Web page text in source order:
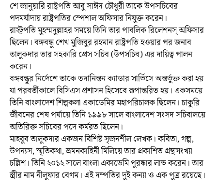
শে জানুয়ারি রাষ্ট্রপতি আবু সাঈদ চৌধুরী তাকে উপসচিবের
পদমর্যাদায় রাষ্ট্রপতির স্পেশাল অফিসার নিযুক্ত করেন।
রাস্ট্রপতি মুহম্মদুল্লাহর সময়ে তিনি তার পাবলিক রিলেশনস্ অফিসার
ছিলেন। বঙ্গবন্ধু শেখ মুজিবুর রহমান রাষ্ট্রপতি হওয়ার পর জনাব
তালুকদার তার সহকারি প্রেস সচিব (উপসচিব) এর দায়িত্ব পালন
করেন।
বঙ্গবন্ধুর নির্দেশে তাকে তদানিন্তন ক্যাডার সার্ভিসে অন্তর্ভুক্ত করা হয়
যা পরবর্তীকালে বিসিএস প্রশাসন হিসেবে রূপান্তরিত হয়। একসময়ে
তিনি বাংলাদেশ শিল্পকলা একাডেমির মহাপরিচালক ছিলেন। চাকুরি
জীবনের শেষ পর্যায়ে তিনি ১৯৯৮ সালে বাংলাদেশ সংসদ সচিবালয়ে
অতিরিক্ত সচিবের পদে কর্মরত ছিলেন।
মাহবুব তালুকদার একজন বিশিষ্ট সৃজনশীল লেখক। কবিতা, গল্প,
উপন্যস, স্মৃতিকথা, ভ্রমনকাহিনী মিলিয়ে তার প্রকাশিত গ্রন্থসংখ্যা
চল্লিশ। তিনি ২০১২ সালে বাংলা একাডেমি পুরষ্কার লাভ করেন। তার
স্ত্রীর নাম নীলুফার বেগম। এই দম্পতির দুই কন্যা ও এক পুত্র রয়েছে।